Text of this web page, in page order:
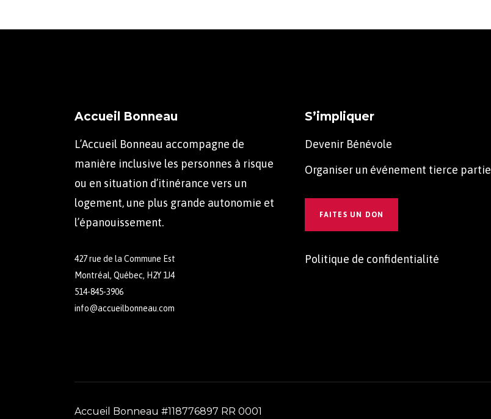
Accueil Bonneau
L’Accueil Bonneau accompagne de
manière inclusive les personnes à risque
ou en situation d’itinérance vers un
logement, une plus grande autonomie et
l’épanouissement.
427 rue de la Commune Est
Montréal, Québec, H2Y 1J4
514-845-3906
info@accueilbonneau.com
S’impliquer
Devenir Bénévole
Organiser un événement tierce partie
FAITES UN DON
Politique de confidentialité
Accueil Bonneau #118776897 RR 0001